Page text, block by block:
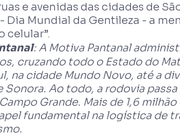
e avenidas das cidades de
Dia Mundial da Gentileza - a
celular”.
: A Motiva Pantanal
cruzando todo o Estado do
na cidade Mundo Novo, até a
Sonora. Ao todo, a rodovia
Grande. Mais de 1,6
fundamental na logística de